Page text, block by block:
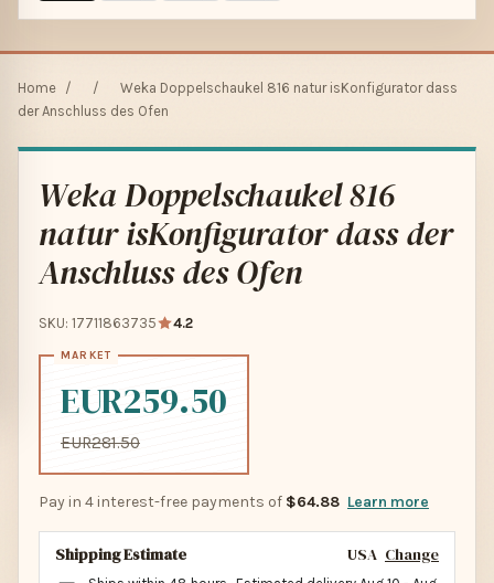
Home / /
Weka Doppelschaukel 816 natur isKonfigurator dass
der Anschluss des Ofen
Weka Doppelschaukel 816
natur isKonfigurator dass der
Anschluss des Ofen
SKU: 17711863735 4.2
EUR259.50
EUR281.50
Pay in 4 interest-free payments of $64.88 Learn more
Shipping Estimate USA Change